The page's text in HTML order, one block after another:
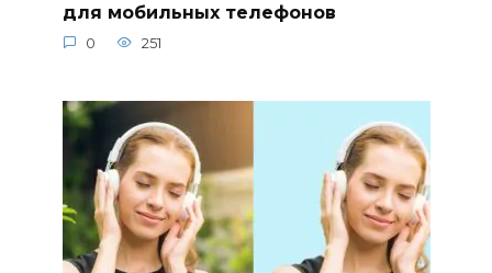
для мобильных телефонов
0 251